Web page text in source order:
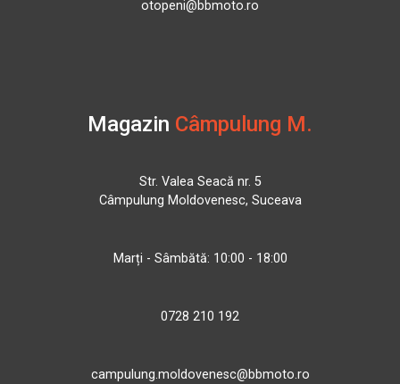
otopeni@bbmoto.ro
Magazin Câmpulung M.
Str. Valea Seacă nr. 5
Câmpulung Moldovenesc, Suceava
Marți - Sâmbătă: 10:00 - 18:00
0728 210 192
campulung.moldovenesc@bbmoto.ro